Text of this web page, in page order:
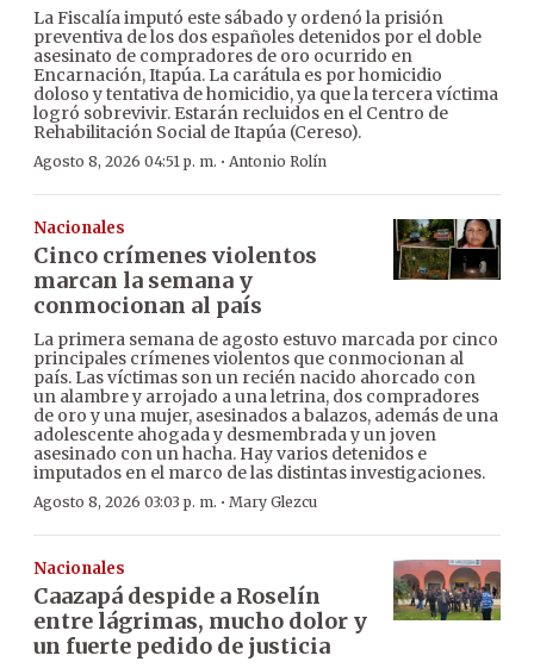
La Fiscalía imputó este sábado y ordenó la prisión
preventiva de los dos españoles detenidos por el doble
asesinato de compradores de oro ocurrido en
Encarnación, Itapúa. La carátula es por homicidio
doloso y tentativa de homicidio, ya que la tercera víctima
logró sobrevivir. Estarán recluidos en el Centro de
Rehabilitación Social de Itapúa (Cereso).
Agosto 8, 2026 04:51 p. m. · Antonio Rolín
Nacionales
Cinco crímenes violentos
marcan la semana y
conmocionan al país
La primera semana de agosto estuvo marcada por cinco
principales crímenes violentos que conmocionan al
país. Las víctimas son un recién nacido ahorcado con
un alambre y arrojado a una letrina, dos compradores
de oro y una mujer, asesinados a balazos, además de una
adolescente ahogada y desmembrada y un joven
asesinado con un hacha. Hay varios detenidos e
imputados en el marco de las distintas investigaciones.
Agosto 8, 2026 03:03 p. m. · Mary Glezcu
Nacionales
Caazapá despide a Roselín
entre lágrimas, mucho dolor y
un fuerte pedido de justicia